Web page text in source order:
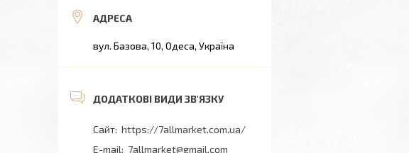
вул. Базова, 10, Одеса, Україна
https://7allmarket.com.ua/
7allmarket@gmail.com